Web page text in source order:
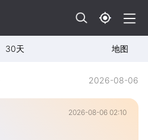
30天 地图
2026-08-06
2026-08-06 02:10